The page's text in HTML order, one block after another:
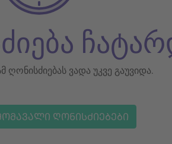
ღონისძიებას ვადა უკვე გაუვიდა.
ᲦᲝᲜᲘᲡᲫᲘᲔᲑᲔᲑᲘ